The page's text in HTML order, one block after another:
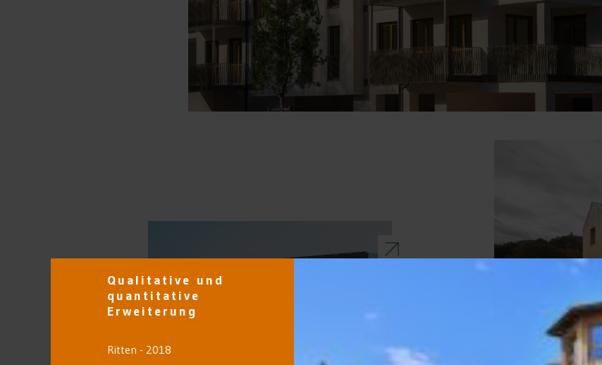
Qualitative und
quantitative
Erweiterung
Ritten - 2018